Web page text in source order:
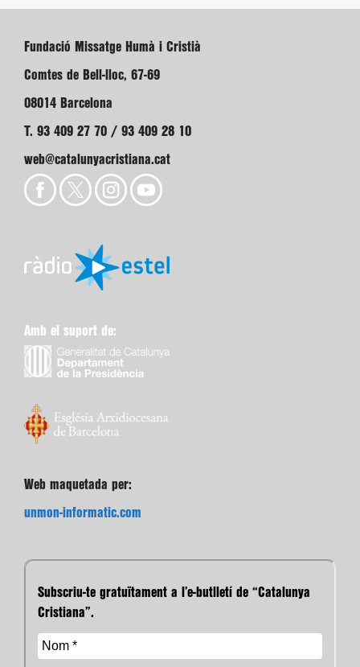
Fundació Missatge Humà i Cristià
Comtes de Bell-lloc, 67-69
08014 Barcelona
T. 93 409 27 70 / 93 409 28 10
web@catalunyacristiana.cat
Amb el suport de:
Web maquetada per:
unmon-informatic.com
Subscriu-te gratuïtament a l’e-butlletí de “Catalunya
Cristiana”.